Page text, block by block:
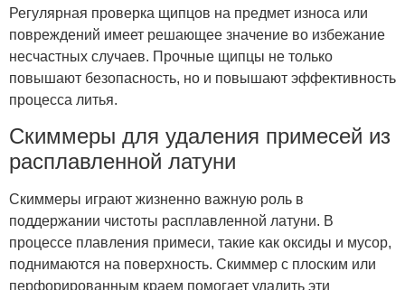
Регулярная проверка щипцов на предмет износа или
повреждений имеет решающее значение во избежание
несчастных случаев. Прочные щипцы не только
повышают безопасность, но и повышают эффективность
процесса литья.
Скиммеры для удаления примесей из
расплавленной латуни
Скиммеры играют жизненно важную роль в
поддержании чистоты расплавленной латуни. В
процессе плавления примеси, такие как оксиды и мусор,
поднимаются на поверхность. Скиммер с плоским или
перфорированным краем помогает удалить эти